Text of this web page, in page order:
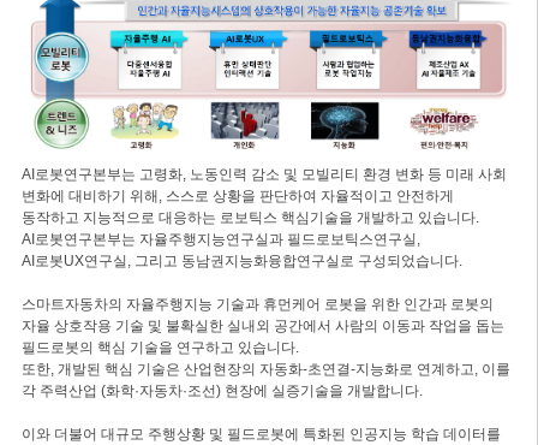
AI로봇연구본부는 고령화, 노동인력 감소 및 모빌리티 환경 변화 등 미래 사회
변화에 대비하기 위해, 스스로 상황을 판단하여 자율적이고 안전하게
동작하고 지능적으로 대응하는 로보틱스 핵심기술을 개발하고 있습니다.
AI로봇연구본부는 자율주행지능연구실과 필드로보틱스연구실,
AI로봇UX연구실, 그리고 동남권지능화융합연구실로 구성되었습니다.
스마트자동차의 자율주행지능 기술과 휴먼케어 로봇을 위한 인간과 로봇의
자율 상호작용 기술 및 불확실한 실내외 공간에서 사람의 이동과 작업을 돕는
필드로봇의 핵심 기술을 연구하고 있습니다.
또한, 개발된 핵심 기술은 산업현장의 자동화-초연결-지능화로 연계하고, 이를
각 주력산업 (화학·자동차·조선) 현장에 실증기술을 개발합니다.
이와 더불어 대규모 주행상황 및 필드로봇에 특화된 인공지능 학습 데이터를